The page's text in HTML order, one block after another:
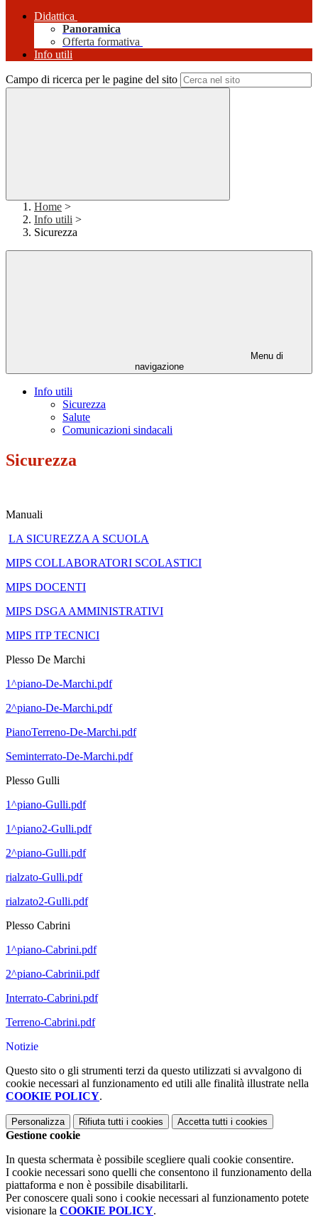
Didattica
Panoramica
Offerta formativa
Info utili
Campo di ricerca per le pagine del sito
Home >
Info utili >
Sicurezza
Menu di
navigazione
Info utili
Sicurezza
Salute
Comunicazioni sindacali
Sicurezza
Manuali
LA SICUREZZA A SCUOLA
MIPS COLLABORATORI SCOLASTICI
MIPS DOCENTI
MIPS DSGA AMMINISTRATIVI
MIPS ITP TECNICI
Plesso De Marchi
1^piano-De-Marchi.pdf
2^piano-De-Marchi.pdf
PianoTerreno-De-Marchi.pdf
Seminterrato-De-Marchi.pdf
Plesso Gulli
1^piano-Gulli.pdf
1^piano2-Gulli.pdf
2^piano-Gulli.pdf
rialzato-Gulli.pdf
rialzato2-Gulli.pdf
Plesso Cabrini
1^piano-Cabrini.pdf
2^piano-Cabrinii.pdf
Interrato-Cabrini.pdf
Terreno-Cabrini.pdf
Notizie
Questo sito o gli strumenti terzi da questo utilizzati si avvalgono di
cookie necessari al funzionamento ed utili alle finalità illustrate nella
COOKIE POLICY.
Personalizza Rifiuta tutti i cookies Accetta tutti i cookies
Gestione cookie
In questa schermata è possibile scegliere quali cookie consentire.
I cookie necessari sono quelli che consentono il funzionamento della
piattaforma e non è possibile disabilitarli.
Per conoscere quali sono i cookie necessari al funzionamento potete
visionare la COOKIE POLICY.